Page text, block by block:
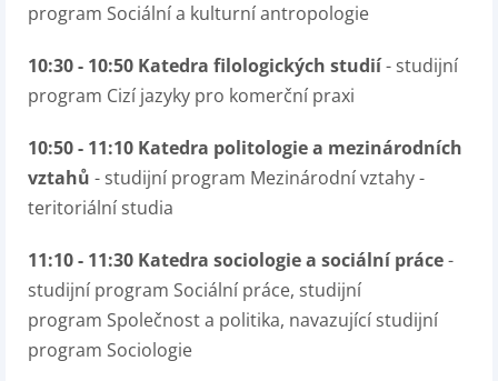
program Sociální a kulturní antropologie
10:30 - 10:50 Katedra filologických studií- studijní
program Cizí jazyky pro komerční praxi
10:50 - 11:10 Katedra politologie a mezinárodních
vztahů - studijní program Mezinárodní vztahy -
teritoriální studia
11:10 - 11:30 Katedra sociologie a sociální práce-
studijní program Sociální práce, studijní
program Společnost a politika, navazující studijní
program Sociologie